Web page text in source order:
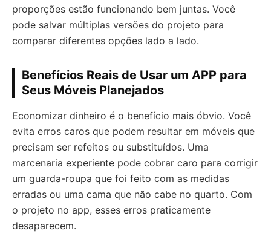
proporções estão funcionando bem juntas. Você
pode salvar múltiplas versões do projeto para
comparar diferentes opções lado a lado.
Benefícios Reais de Usar um APP para
Seus Móveis Planejados
Economizar dinheiro é o benefício mais óbvio. Você
evita erros caros que podem resultar em móveis que
precisam ser refeitos ou substituídos. Uma
marcenaria experiente pode cobrar caro para corrigir
um guarda-roupa que foi feito com as medidas
erradas ou uma cama que não cabe no quarto. Com
o projeto no app, esses erros praticamente
desaparecem.